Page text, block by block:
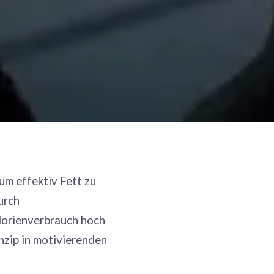
effektiv Fett zu
hoch
in motivierenden